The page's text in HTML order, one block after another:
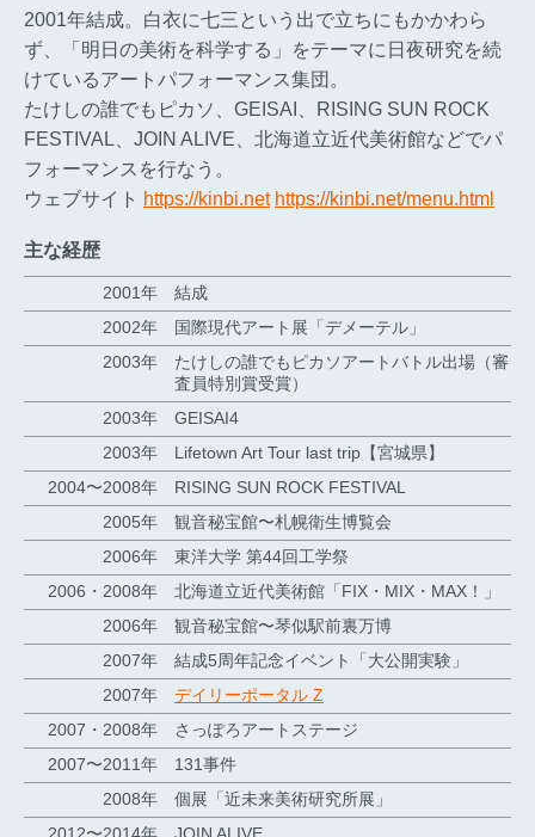
2001年結成。白衣に七三という出で立ちにもかかわら
ず、「明日の美術を科学する」をテーマに日夜研究を続
けているアートパフォーマンス集団。
たけしの誰でもピカソ、GEISAI、RISING SUN ROCK
FESTIVAL、JOIN ALIVE、北海道立近代美術館などでパ
フォーマンスを行なう。
ウェブサイト https://kinbi.net https://kinbi.net/menu.html
主な経歴
2001年
結成
2002年
国際現代アート展「デメーテル」
2003年
たけしの誰でもピカソアートバトル出場（審
査員特別賞受賞）
2003年
GEISAI4
2003年
Lifetown Art Tour last trip【宮城県】
2004〜2008年
RISING SUN ROCK FESTIVAL
2005年
観音秘宝館〜札幌衛生博覧会
2006年
東洋大学 第44回工学祭
2006・2008年
北海道立近代美術館「FIX・MIX・MAX！」
2006年
観音秘宝館〜琴似駅前裏万博
2007年
結成5周年記念イベント「大公開実験」
2007年
デイリーポータル Z
2007・2008年
さっぽろアートステージ
2007〜2011年
131事件
2008年
個展「近未来美術研究所展」